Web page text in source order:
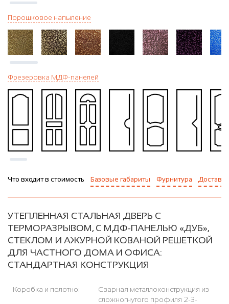
Порошковое напыление
Фрезеровка МДФ-панелей
Что входит в стоимость Базовые габариты Фурнитура Доставка
УТЕПЛЕННАЯ СТАЛЬНАЯ ДВЕРЬ С
ТЕРМОРАЗРЫВОМ, С МДФ-ПАНЕЛЬЮ «ДУБ»,
СТЕКЛОМ И АЖУРНОЙ КОВАНОЙ РЕШЕТКОЙ
ДЛЯ ЧАСТНОГО ДОМА И ОФИСА:
СТАНДАРТНАЯ КОНСТРУКЦИЯ
Коробка и полотно:
Сварная металлоконструкция из
сложногнутого профиля 2-3-